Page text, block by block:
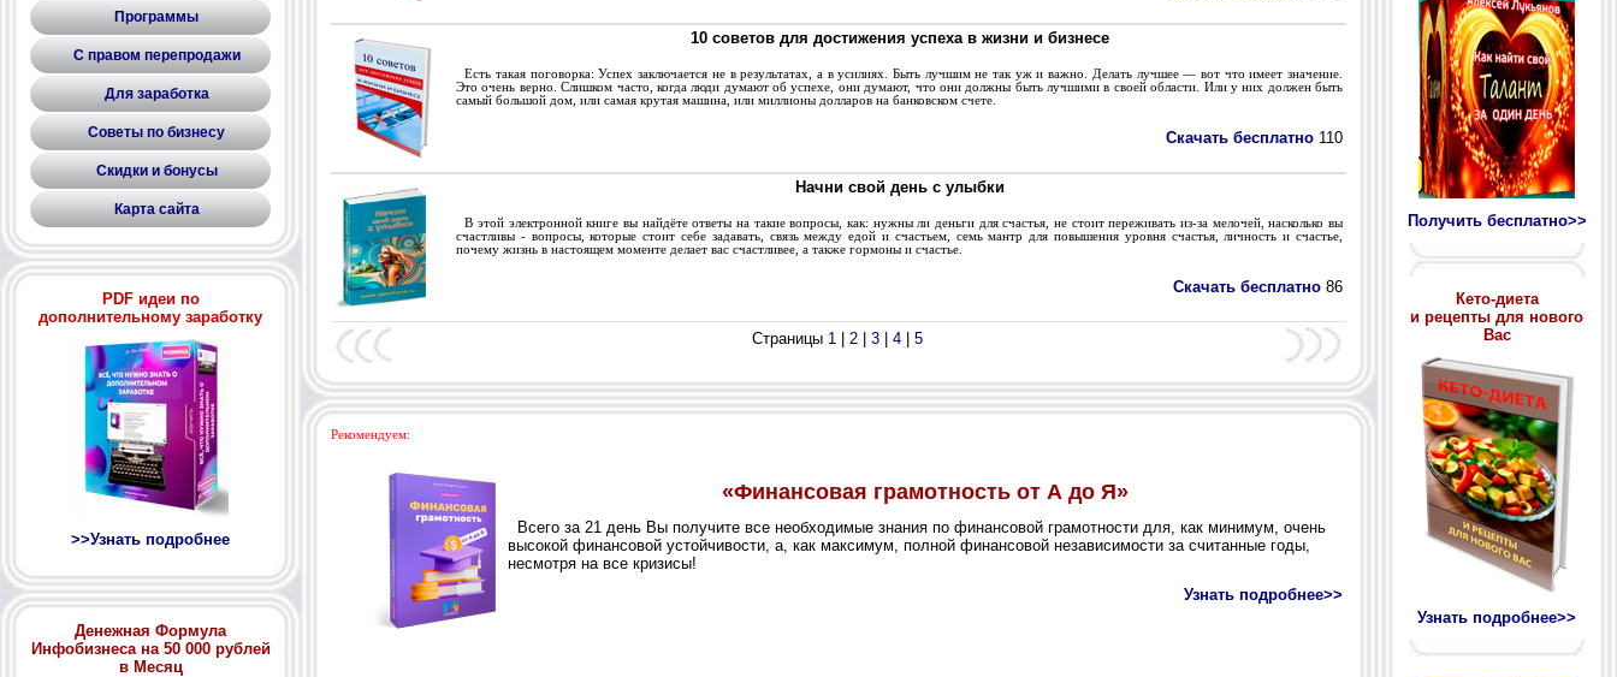
Программы
С правом перепродажи
Для заработка
Советы по бизнесу
Скидки и бонусы
Карта сайта
PDF идеи по
дополнительному заработку
>>Узнать подробнее
Денежная Формула
Инфобизнеса на 50 000 рублей
в Месяц
10 советов для достижения успеха в жизни и бизнесе
Есть такая поговорка: Успех заключается не в результатах, а в усилиях. Быть лучшим не так уж и важно. Делать лучшее — вот что имеет значение.
Это очень верно. Слишком часто, когда люди думают об успехе, они думают, что они должны быть лучшими в своей области. Или у них должен быть
самый большой дом, или самая крутая машина, или миллионы долларов на банковском счете.
Скачать бесплатно 110
Начни свой день с улыбки
В этой электронной книге вы найдёте ответы на такие вопросы, как: нужны ли деньги для счастья, не стоит переживать из-за мелочей, насколько вы
счастливы - вопросы, которые стоит себе задавать, связь между едой и счастьем, семь мантр для повышения уровня счастья, личность и счастье,
почему жизнь в настоящем моменте делает вас счастливее, а также гормоны и счастье.
Скачать бесплатно 86
Страницы 1 | 2 | 3 | 4 | 5
Рекомендуем:
Получить бесплатно>>
Кето-диета
и рецепты для нового
Вас
Узнать подробнее>>